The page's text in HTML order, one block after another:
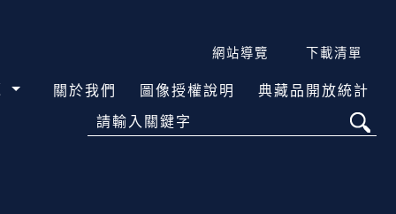
網站導覽 下載清單
關於我們 圖像授權說明 典藏品開放統計
請輸入關鍵字